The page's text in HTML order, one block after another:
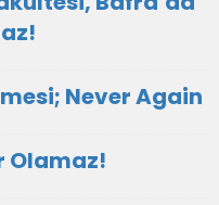
Never Again
Olamaz!